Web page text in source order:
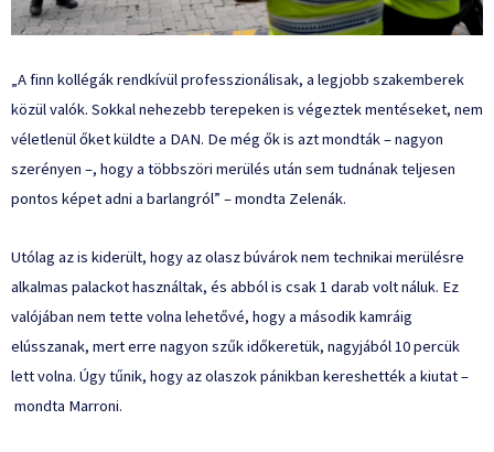
„A finn kollégák rendkívül professzionálisak, a legjobb szakemberek
közül valók. Sokkal nehezebb terepeken is végeztek mentéseket, nem
véletlenül őket küldte a DAN. De még ők is azt mondták – nagyon
szerényen –, hogy a többszöri merülés után sem tudnának teljesen
pontos képet adni a barlangról” – mondta Zelenák.
Utólag az is kiderült, hogy az olasz búvárok nem technikai merülésre
alkalmas palackot használtak, és abból is csak 1 darab volt náluk. Ez
valójában nem tette volna lehetővé, hogy a második kamráig
elússzanak, mert erre nagyon szűk időkeretük, nagyjából 10 percük
lett volna. Úgy tűnik, hogy az olaszok pánikban kereshették a kiutat –
mondta Marroni.